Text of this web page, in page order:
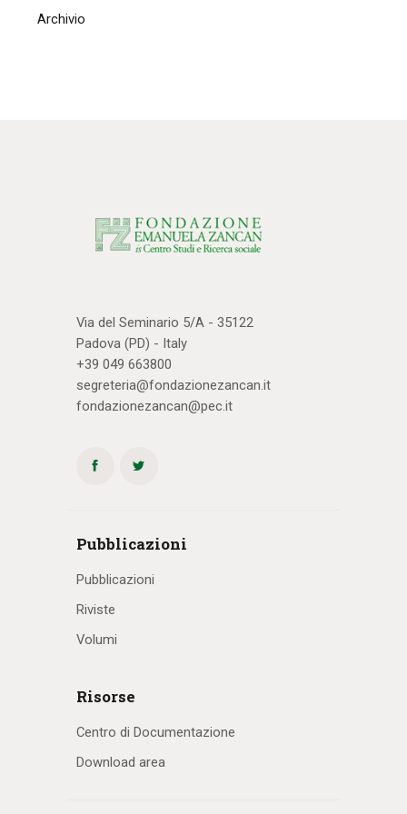
Archivio
Via del Seminario 5/A - 35122
Padova (PD) - Italy
+39 049 663800
segreteria@fondazionezancan.it
fondazionezancan@pec.it
Pubblicazioni
Pubblicazioni
Riviste
Volumi
Risorse
Centro di Documentazione
Download area